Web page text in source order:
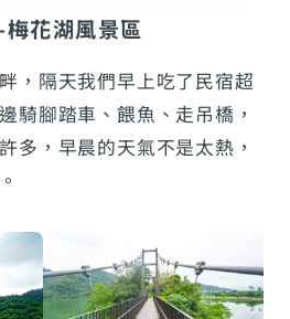
花湖風景區
畔，隔天我們早上吃了民宿超
騎腳踏車、餵魚、走吊橋，
多，早晨的天氣不是太熱，